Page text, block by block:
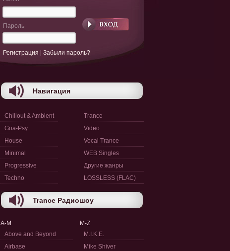
Пароль
Регистрация Забыли пароль?
Навигация
Chillout & Ambient
Goa-Psy
House
Minimal
Progressive
Techno
Trance
Video
Vocal Trance
WEB Singles
Другие жанры
LOSSLESS (FLAC)
Trance Радиошоу
A-M
Above and Beyond
Airbase
M-Z
M.I.K.E.
Mike Shiver